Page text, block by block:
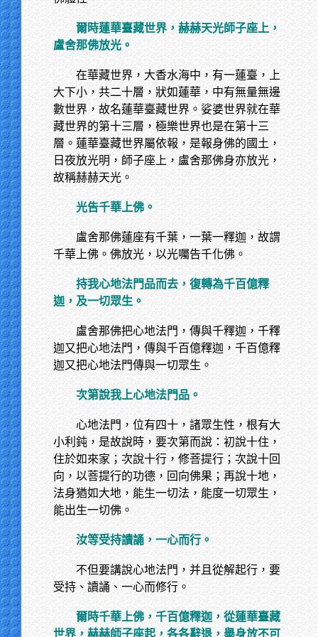
爾時蓮華臺藏世界，赫赫天光師子座上，
盧舍那佛放光。
在華藏世界，大香水海中，有一蓮臺，上
大下小，共二十層，狀如蓮華，中有無量無邊
數世界，故名蓮華臺藏世界。娑婆世界就在華
藏世界的第十三層，極樂世界也是在第十三
層。蓮華臺藏世界屬依報，是報身佛的國土，
日夜放光明，師子座上，盧舍那佛身亦放光，
故稱赫赫天光。
光告千華上佛。
盧舍那佛蓮座有千葉，一葉一釋迦，故謂
千華上佛。佛放光，以光囑告千化佛。
持我心地法門品而去，復轉為千百億釋
迦，及一切眾生。
盧舍那佛把心地法門，傳與千釋迦，千釋
迦又把心地法門，傳與千百億釋迦，千百億釋
迦又把心地法門傳與一切眾生。
次第說我上心地法門品。
心地法門，位有四十，諸眾生性，根有大
小利鈍，是故說時，要次第而說：初說十住，
住於如來家；次說十行，修菩提行；次說十回
向，以菩提行的功德，回向佛果；再說十地，
法身猶如大地，能生一切法，能度一切眾生，
能出生一切佛。
汝等受持讀誦，一心而行。
不但要講說心地法門，并且從解起行，要
受持、讀誦、一心而修行。
爾時千華上佛，千百億釋迦，從蓮華臺藏
世界，赫赫師子座起，各各辭退，舉身放不可